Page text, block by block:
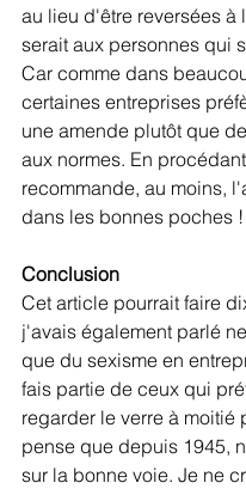
au lieu d'être reversées à
serait aux personnes qui
Car comme dans
certaines entreprises
une amende plutôt que
aux normes. En
recommande, au moins,
dans les bonnes poches !
Conclusion
Cet article pourrait faire
j'avais également parlé
que du sexisme en
fais partie de ceux qui
regarder le verre à moitié
pense que depuis 1945,
sur la bonne voie. Je ne